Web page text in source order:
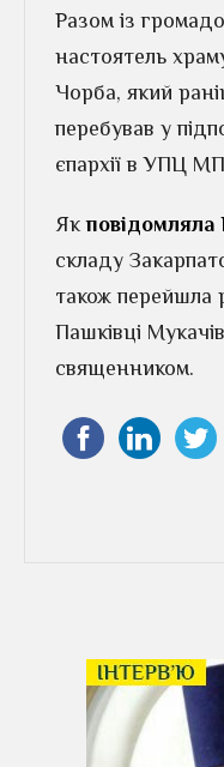
Разом із
настоятель
Чорба, який
перебував у
єпархії в УПЦ
Якповідомляла
складу
також перейшла
Пашківці
священником.